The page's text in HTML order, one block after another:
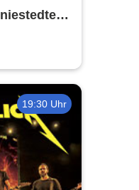
19:30 Uhr